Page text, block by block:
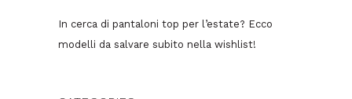
In cerca di pantaloni top per l’estate? Ecco
modelli da salvare subito nella wishlist!